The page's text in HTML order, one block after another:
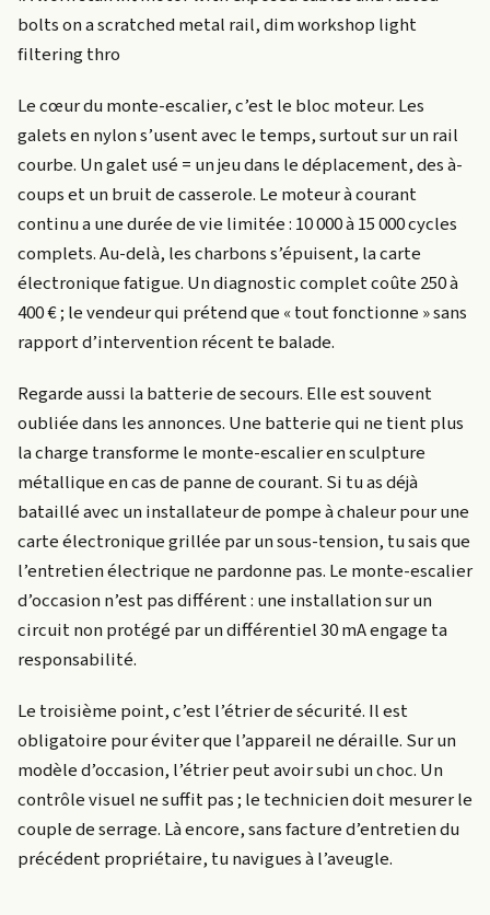
bolts on a scratched metal rail, dim workshop light
filtering thro
Le cœur du monte-escalier, c’est le bloc moteur. Les
galets en nylon s’usent avec le temps, surtout sur un rail
courbe. Un galet usé = un jeu dans le déplacement, des à-
coups et un bruit de casserole. Le moteur à courant
continu a une durée de vie limitée : 10 000 à 15 000 cycles
complets. Au-delà, les charbons s’épuisent, la carte
électronique fatigue. Un diagnostic complet coûte 250 à
400 € ; le vendeur qui prétend que « tout fonctionne » sans
rapport d’intervention récent te balade.
Regarde aussi la batterie de secours. Elle est souvent
oubliée dans les annonces. Une batterie qui ne tient plus
la charge transforme le monte-escalier en sculpture
métallique en cas de panne de courant. Si tu as déjà
bataillé avec un installateur de pompe à chaleur pour une
carte électronique grillée par un sous-tension, tu sais que
l’entretien électrique ne pardonne pas. Le monte-escalier
d’occasion n’est pas différent : une installation sur un
circuit non protégé par un différentiel 30 mA engage ta
responsabilité.
Le troisième point, c’est l’étrier de sécurité. Il est
obligatoire pour éviter que l’appareil ne déraille. Sur un
modèle d’occasion, l’étrier peut avoir subi un choc. Un
contrôle visuel ne suffit pas ; le technicien doit mesurer le
couple de serrage. Là encore, sans facture d’entretien du
précédent propriétaire, tu navigues à l’aveugle.